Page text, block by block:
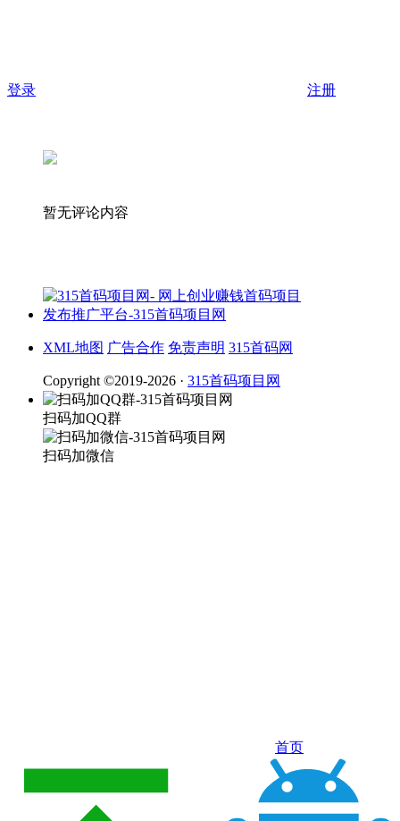
登录 注册
暂无评论内容
XML地图 广告合作 免责声明 315首码网
Copyright ©2019-2026 · 315首码项目网
扫码加QQ群
扫码加微信
首页